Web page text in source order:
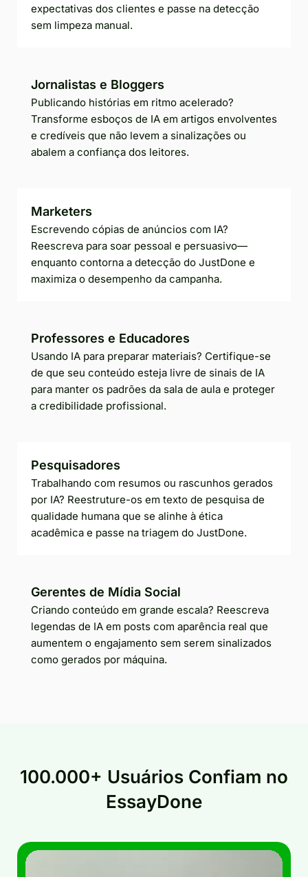
expectativas dos clientes e passe na detecção
sem limpeza manual.
Jornalistas e Bloggers
Publicando histórias em ritmo acelerado?
Transforme esboços de IA em artigos envolventes
e credíveis que não levem a sinalizações ou
abalem a confiança dos leitores.
Marketers
Escrevendo cópias de anúncios com IA?
Reescreva para soar pessoal e persuasivo—
enquanto contorna a detecção do JustDone e
maximiza o desempenho da campanha.
Professores e Educadores
Usando IA para preparar materiais? Certifique-se
de que seu conteúdo esteja livre de sinais de IA
para manter os padrões da sala de aula e proteger
a credibilidade profissional.
Pesquisadores
Trabalhando com resumos ou rascunhos gerados
por IA? Reestruture-os em texto de pesquisa de
qualidade humana que se alinhe à ética
acadêmica e passe na triagem do JustDone.
Gerentes de Mídia Social
Criando conteúdo em grande escala? Reescreva
legendas de IA em posts com aparência real que
aumentem o engajamento sem serem sinalizados
como gerados por máquina.
100.000+ Usuários Confiam no
EssayDone